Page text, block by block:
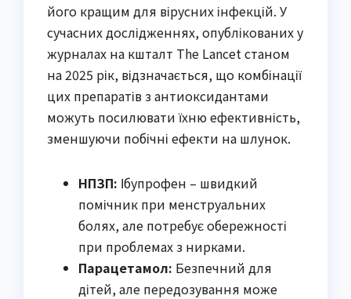
його кращим для вірусних інфекцій. У
сучасних дослідженнях, опублікованих у
журналах на кшталт The Lancet станом
на 2025 рік, відзначається, що комбінації
цих препаратів з антиоксидантами
можуть посилювати їхню ефективність,
зменшуючи побічні ефекти на шлунок.
НПЗП: Ібупрофен – швидкий
помічник при менструальних
болях, але потребує обережності
при проблемах з нирками.
Парацетамол: Безпечний для
дітей, але передозування може